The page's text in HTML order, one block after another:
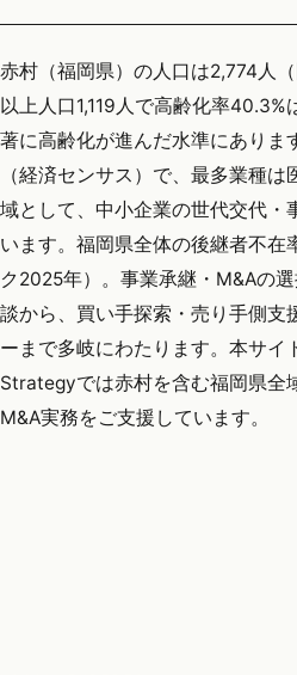
赤村（福岡県）の人口は2,774人
以上人口1,119人で高齢化率
著に高齢化が進んだ水準にありま
（経済センサス）で、最多業種
域として、中小企業の世代交代・
います。福岡県全体の後継者不在
ク2025年）。事業承継・M&Aの
談から、買い手探索・売り手側支
ーまで多岐にわたります。本サイ
Strategyでは赤村を含む福岡県全
M&A実務をご支援しています。